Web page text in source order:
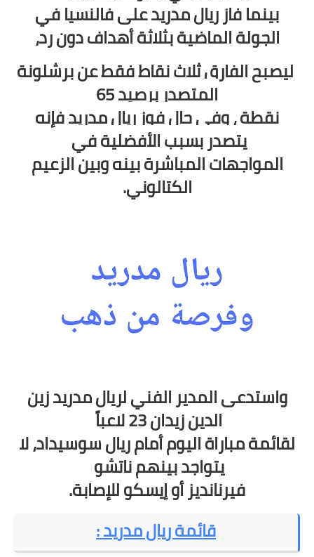
بينما فاز ريال مدريد على فالنسيا في
الجولة الماضية بثلاثة أهداف دون رد،
ليصبح الفارق ثلاث نقاط فقط عن برشلونة
المتصدر برصيد 65
نقطة ،وفي حال فوز ريال مدريد فإنه
يتصدر بسبب الأفضلية في
المواجهات المباشرة بينه وبين الزعيم
الكتالوني.
واستدعى المدير الفني لريال مدريد زين
الدين زيدان 23 لاعباً
لقائمة مباراة اليوم أمام ريال سوسيداد، لا
يتواجد بينهم ناتشو
فيرنانديز أو إيسكو للإصابة.
قائمة ريال مدريد :